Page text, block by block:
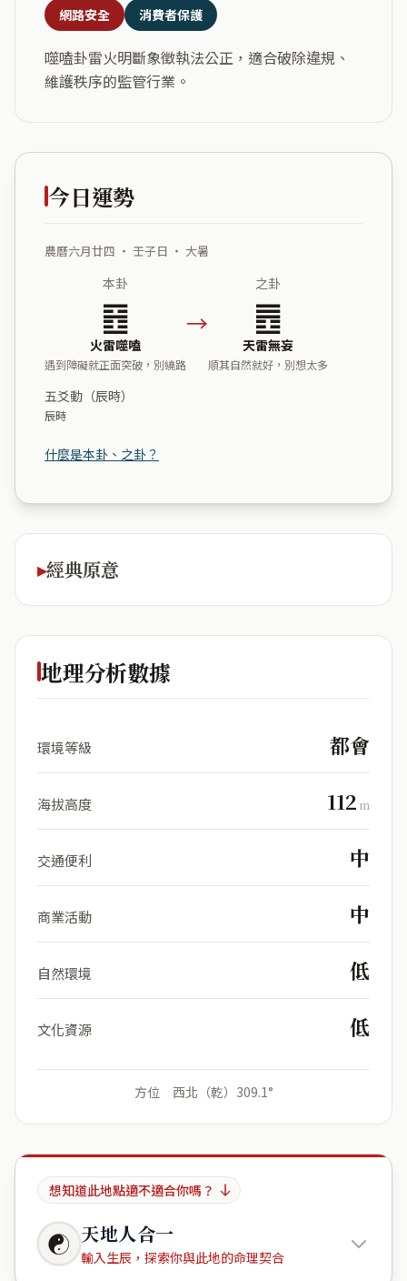
網路安全
消費者保護
噬嗑卦雷火明斷象徵執法公正，適合破除違規、
維護秩序的監管行業。
今日運勢
農曆六月廿四 ・ 壬子日 ・ 大暑
本卦
䷔
火雷噬嗑
遇到障礙就正面突破，別繞路
→
之卦
䷘
天雷無妄
順其自然就好，別想太多
五爻動（辰時）
辰時
什麼是本卦、之卦？
經典原意
地理分析數據
環境等級 都會
海拔高度 112 m
交通便利 中
商業活動 中
自然環境 低
文化資源 低
方位 西北（乾）309.1°
想知道此地點適不適合你嗎？
☯ 天地人合一
輸入生辰，探索你與此地的命理契合